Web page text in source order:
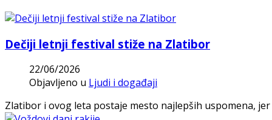
Dečiji letnji festival stiže na Zlatibor
22/06/2026
Objavljeno u Ljudi i događaji
Zlatibor i ovog leta postaje mesto najlepših uspomena,